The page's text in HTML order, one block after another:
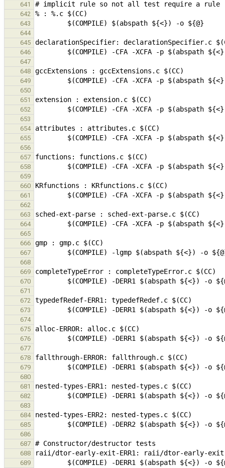
641
642
643
644
645
646
647
648
649
650
651
652
653
654
655
656
657
658
659
660
661
662
663
664
665
666
667
668
669
670
671
672
673
674
675
676
677
678
679
680
681
682
683
684
685
686
687
688
689